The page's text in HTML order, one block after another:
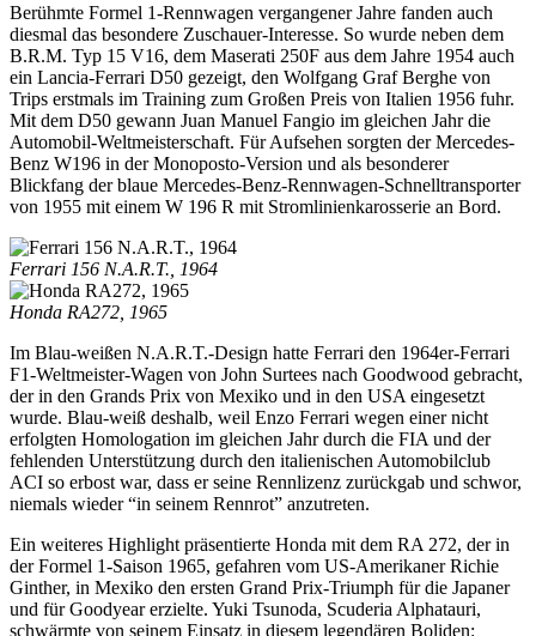
Berühmte Formel 1-Rennwagen vergangener Jahre fanden auch
diesmal das besondere Zuschauer-Interesse. So wurde neben dem
B.R.M. Typ 15 V16, dem Maserati 250F aus dem Jahre 1954 auch
ein Lancia-Ferrari D50 gezeigt, den Wolfgang Graf Berghe von
Trips erstmals im Training zum Großen Preis von Italien 1956 fuhr.
Mit dem D50 gewann Juan Manuel Fangio im gleichen Jahr die
Automobil-Weltmeisterschaft. Für Aufsehen sorgten der Mercedes-
Benz W196 in der Monoposto-Version und als besonderer
Blickfang der blaue Mercedes-Benz-Rennwagen-Schnelltransporter
von 1955 mit einem W 196 R mit Stromlinienkarosserie an Bord.
Ferrari 156 N.A.R.T., 1964
Honda RA272, 1965
Im Blau-weißen N.A.R.T.-Design hatte Ferrari den 1964er-Ferrari
F1-Weltmeister-Wagen von John Surtees nach Goodwood gebracht,
der in den Grands Prix von Mexiko und in den USA eingesetzt
wurde. Blau-weiß deshalb, weil Enzo Ferrari wegen einer nicht
erfolgten Homologation im gleichen Jahr durch die FIA und der
fehlenden Unterstützung durch den italienischen Automobilclub
ACI so erbost war, dass er seine Rennlizenz zurückgab und schwor,
niemals wieder “in seinem Rennrot” anzutreten.
Ein weiteres Highlight präsentierte Honda mit dem RA 272, der in
der Formel 1-Saison 1965, gefahren vom US-Amerikaner Richie
Ginther, in Mexiko den ersten Grand Prix-Triumph für die Japaner
und für Goodyear erzielte. Yuki Tsunoda, Scuderia Alphatauri,
schwärmte von seinem Einsatz in diesem legendären Boliden: